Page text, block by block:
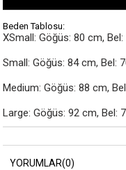
Beden Tablosu:
XSmall: Göğüs: 80 cm,
Small: Göğüs: 84 cm, Bel:
Medium: Göğüs: 88 cm,
Large: Göğüs: 92 cm, Bel:
YORUMLAR(0)